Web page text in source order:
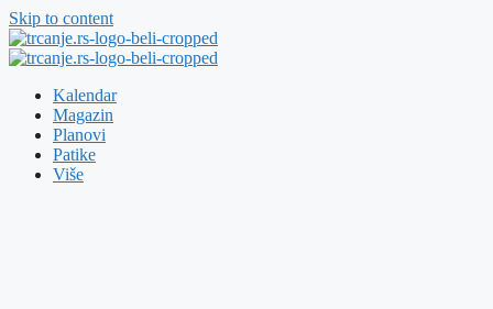
Skip to content
Kalendar
Magazin
Planovi
Patike
Više